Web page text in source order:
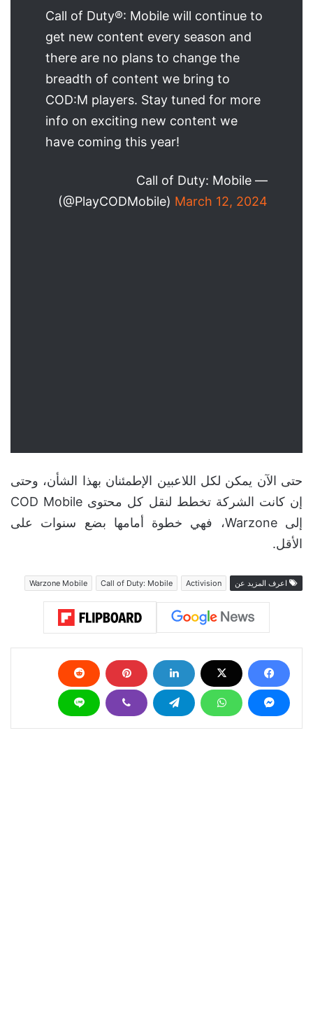
Call of Duty®: Mobile will continue to
get new content every season and
there are no plans to change the
breadth of content we bring to
COD:M players. Stay tuned for more
info on exciting new content we
have coming this year!
— Call of Duty: Mobile
(@PlayCODMobile) March 12, 2024
حتى الآن يمكن لكل اللاعبين الإطمئنان بهذا الشأن، وحتى
إن كانت الشركة تخطط لنقل كل محتوى COD Mobile
إلى Warzone، فهي خطوة أمامها بضع سنوات على
الأقل.
اعرف المزيد عن Activision
Call of Duty: Mobile
Warzone Mobile